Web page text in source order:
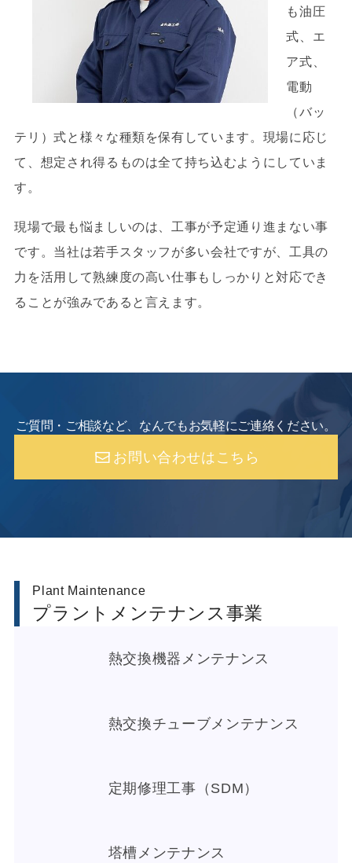
も油圧
式、エ
ア式、
電動
（バッ
テリ）式と様々な種類を保有しています。現場に応じ
て、想定され得るものは全て持ち込むようにしていま
す。
現場で最も悩ましいのは、工事が予定通り進まない事
です。当社は若手スタッフが多い会社ですが、工具の
力を活用して熟練度の高い仕事もしっかりと対応でき
ることが強みであると言えます。
ご質問・ご相談など、なんでもお気軽にご連絡ください。
お問い合わせはこちら
Plant Maintenance
プラントメンテナンス事業
熱交換機器メンテナンス
熱交換チューブメンテナンス
定期修理工事（SDM）
塔槽メンテナンス